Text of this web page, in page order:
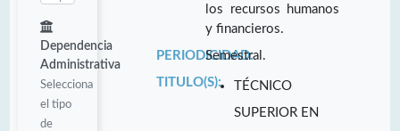
Dependencia
Administrativa
Selecciona
el tipo
de
los recursos humanos
y financieros.
PERIODICIDAD:
Semestral.
TITULO(S):
TÉCNICO
SUPERIOR EN